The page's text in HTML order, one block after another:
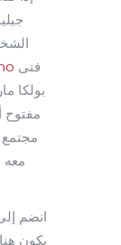
بولكا
مفتوح
معه
انضم
يكون